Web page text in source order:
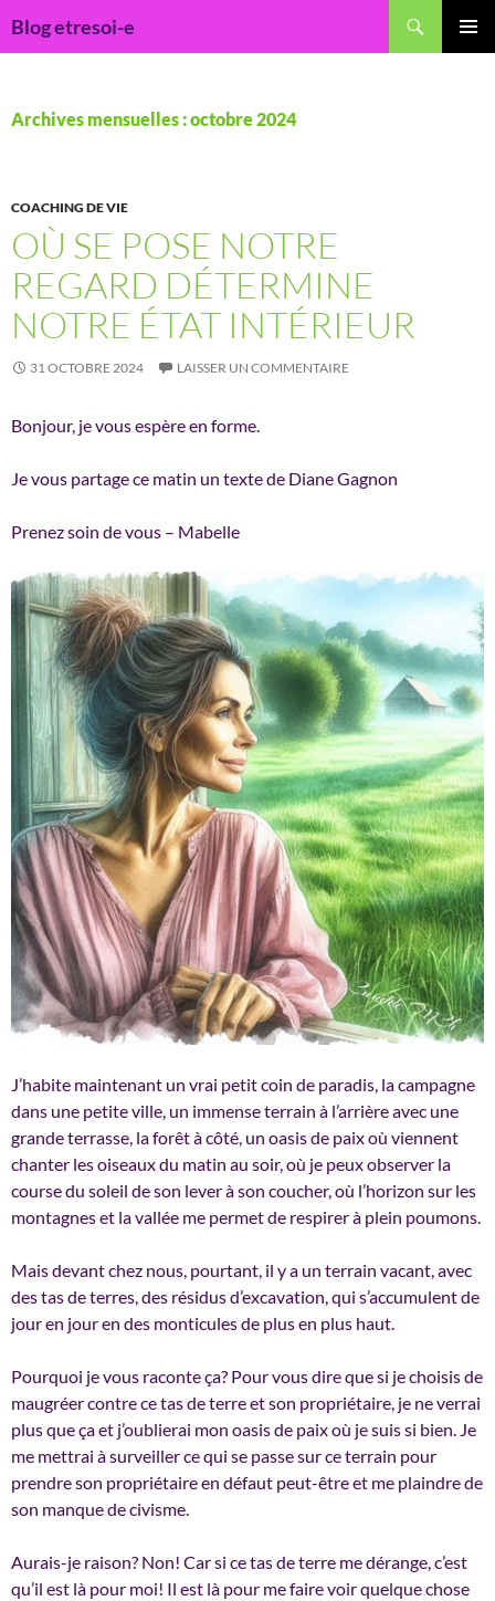
Blog etresoi-e
Archives mensuelles : octobre 2024
COACHING DE VIE
OÙ SE POSE NOTRE
REGARD DÉTERMINE
NOTRE ÉTAT INTÉRIEUR
31 OCTOBRE 2024 LAISSER UN COMMENTAIRE
Bonjour, je vous espère en forme.
Je vous partage ce matin un texte de Diane Gagnon
Prenez soin de vous – Mabelle
J’habite maintenant un vrai petit coin de paradis, la campagne
dans une petite ville, un immense terrain à l’arrière avec une
grande terrasse, la forêt à côté, un oasis de paix où viennent
chanter les oiseaux du matin au soir, où je peux observer la
course du soleil de son lever à son coucher, où l’horizon sur les
montagnes et la vallée me permet de respirer à plein poumons.
Mais devant chez nous, pourtant, il y a un terrain vacant, avec
des tas de terres, des résidus d’excavation, qui s’accumulent de
jour en jour en des monticules de plus en plus haut.
Pourquoi je vous raconte ça? Pour vous dire que si je choisis de
maugréer contre ce tas de terre et son propriétaire, je ne verrai
plus que ça et j’oublierai mon oasis de paix où je suis si bien. Je
me mettrai à surveiller ce qui se passe sur ce terrain pour
prendre son propriétaire en défaut peut-être et me plaindre de
son manque de civisme.
Aurais-je raison? Non! Car si ce tas de terre me dérange, c’est
qu’il est là pour moi! Il est là pour me faire voir quelque chose